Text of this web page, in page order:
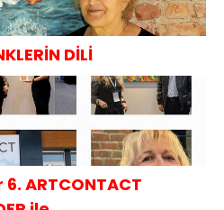
DİLİ
ARTCONTACT